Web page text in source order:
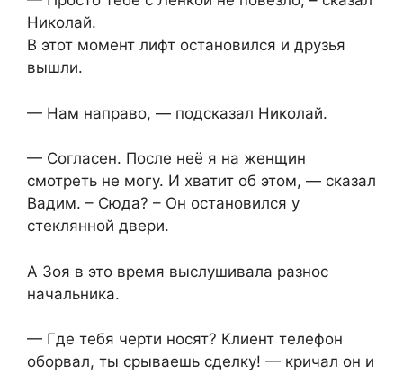
Николай.
В этот момент лифт остановился и друзья
вышли.
— Нам направо, — подсказал Николай.
— Согласен. После неё я на женщин
смотреть не могу. И хватит об этом, — сказал
Вадим. – Сюда? – Он остановился у
стеклянной двери.
А Зоя в это время выслушивала разнос
начальника.
— Где тебя черти носят? Клиент телефон
оборвал, ты срываешь сделку! — кричал он и